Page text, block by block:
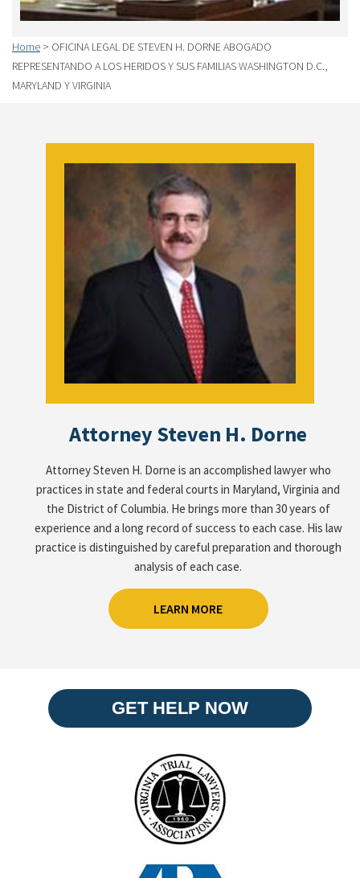
Home > OFICINA LEGAL DE STEVEN H. DORNE ABOGADO
REPRESENTANDO A LOS HERIDOS Y SUS FAMILIAS WASHINGTON D.C.,
MARYLAND Y VIRGINIA
Attorney Steven H. Dorne
Attorney Steven H. Dorne is an accomplished lawyer who
practices in state and federal courts in Maryland, Virginia and
the District of Columbia. He brings more than 30 years of
experience and a long record of success to each case. His law
practice is distinguished by careful preparation and thorough
analysis of each case.
LEARN MORE
GET HELP NOW